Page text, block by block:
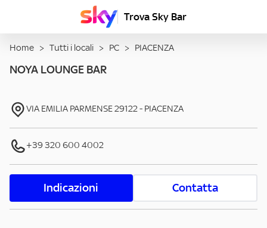
Trova Sky Bar
Home > Tutti i locali > PC > PIACENZA
NOYA LOUNGE BAR
VIA EMILIA PARMENSE29122- PIACENZA
+39 320 600 4002
Indicazioni Contatta